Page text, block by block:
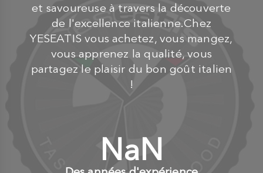
et savoureuse à travers la découverte
de l'excellence italienne.Chez
YESEATIS vous achetez, vous mangez,
vous apprenez la qualité, vous
partagez le plaisir du bon goût italien
!
NaN+